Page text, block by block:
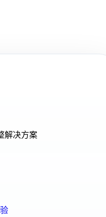
解决方案